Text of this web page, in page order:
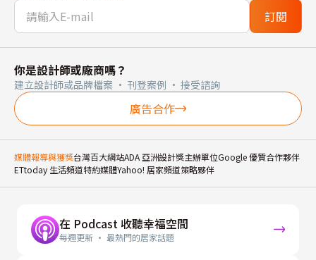
訂閱
你是設計師或廠商嗎？
建立設計師或品牌檔案 · 刊登案例 · 接受諮詢
廣告合作
媒體報導與獲獎台灣百大網站ADA 亞洲設計獎主辦單位Google 優質合作夥伴
ETtoday 生活頻道特約媒體Yahoo! 居家頻道策略夥伴
在 Podcast 收聽幸福空間
每週更新 · 最熱門的居家話題